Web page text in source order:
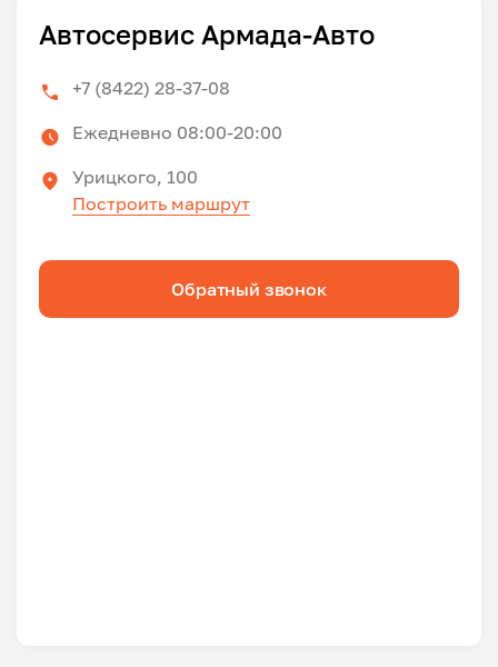
Автосервис Армада-Авто
+7 (8422) 28-37-08
Ежедневно 08:00-20:00
Урицкого, 100
Построить маршрут
Обратный звонок